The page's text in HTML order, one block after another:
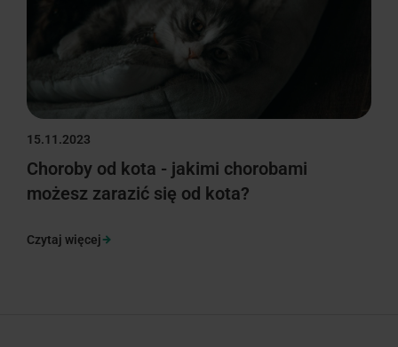
15.11.2023
Choroby od kota - jakimi chorobami
możesz zarazić się od kota?
Czytaj więcej